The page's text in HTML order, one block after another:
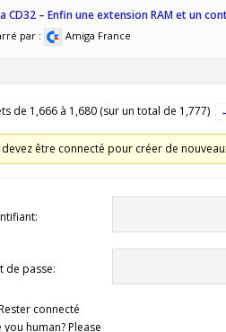
CD32 – Enfin une extension RAM et un
par : Amiga France
de 1,666 à 1,680 (sur un total de 1,777)
devez être connecté pour créer de
de passe:
connecté
you human? Please